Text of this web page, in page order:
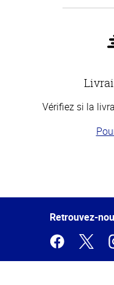
Vérifiez si la
de la
Retrouvez-